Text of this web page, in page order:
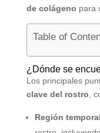
de colágeno para
Table of
¿Dónde se
Los principales
clave del rostro ,
Región temporal